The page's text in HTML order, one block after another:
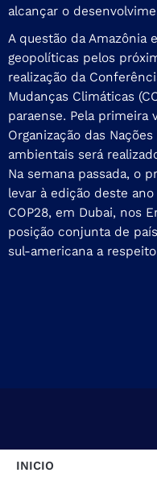
alcançar o
A questão da Amazônia
geopolíticas pelos
realização da
Mudanças Climáticas
paraense. Pela primeira
Organização das
ambientais será
Na semana passada, o
levar à edição deste
COP28, em Dubai, nos
posição conjuntade
sul-americana a
INICIO